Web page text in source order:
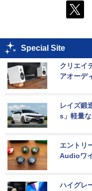
Special Site
クリエイ
アオーデ
レイズ鍛
s」軽量
エントリ
Audioワ
ハイグレ